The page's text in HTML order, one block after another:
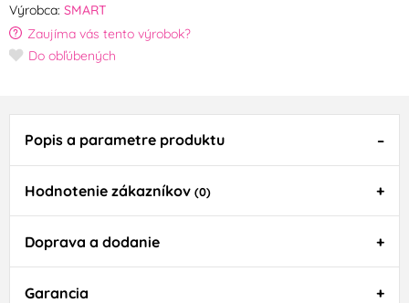
Výrobca: SMART
Zaujíma vás tento výrobok?
Do obľúbených
Popis a parametre produktu
Hodnotenie zákazníkov (0)
Doprava a dodanie
Garancia